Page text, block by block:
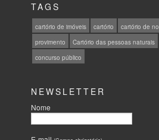
TAGS
cartório de imóveis cartório cartório de
provimento
Cartório das pessoas naturais
concurso público
NEWSLETTER
Nome